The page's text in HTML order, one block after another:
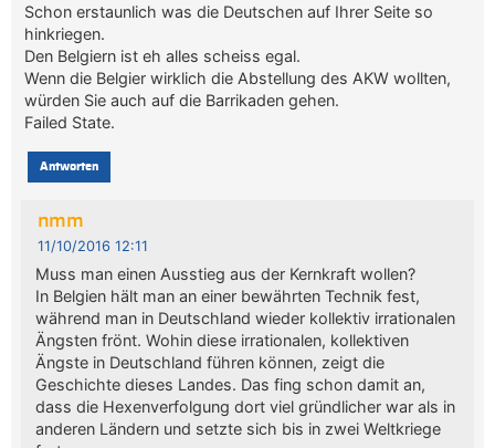
Schon erstaunlich was die Deutschen auf Ihrer Seite so
hinkriegen.
Den Belgiern ist eh alles scheiss egal.
Wenn die Belgier wirklich die Abstellung des AKW wollten,
würden Sie auch auf die Barrikaden gehen.
Failed State.
Antworten
nmm
11/10/2016 12:11
Muss man einen Ausstieg aus der Kernkraft wollen?
In Belgien hält man an einer bewährten Technik fest,
während man in Deutschland wieder kollektiv irrationalen
Ängsten frönt. Wohin diese irrationalen, kollektiven
Ängste in Deutschland führen können, zeigt die
Geschichte dieses Landes. Das fing schon damit an,
dass die Hexenverfolgung dort viel gründlicher war als in
anderen Ländern und setzte sich bis in zwei Weltkriege